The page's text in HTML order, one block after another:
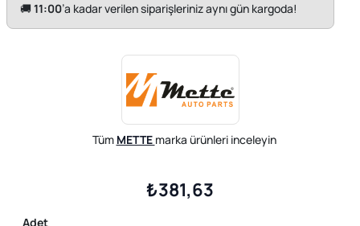
🚚11:00’a kadar verilen siparişleriniz aynı gün kargoda!
Tüm METTE marka ürünleri inceleyin
₺381,63
Adet